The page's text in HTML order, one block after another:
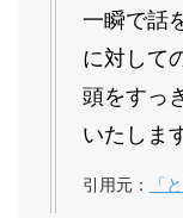
一瞬で話
に対して
頭をすっ
いたしま
引用元： 「